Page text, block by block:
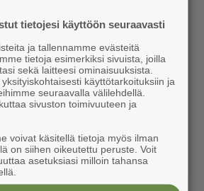
tietojesi käyttöön seuraavasti
ja tallennamme evästeitä
tietoja esimerkiksi sivuista, joilla
sekä laitteesi ominaisuuksista.
käyttötarkoituksiin ja
seuraavalla välilehdellä.
sivuston toimivuuteen ja
voivat käsitellä tietoja myös ilman
on siihen oikeutettu peruste. Voit
asetuksiasi milloin tahansa